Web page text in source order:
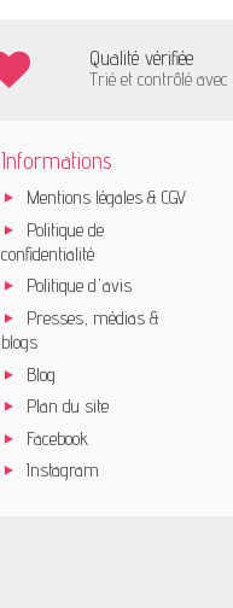
Qualité vérifiée
Trié et contrôlé
Informations
Mentions légales & CGV
Politique de
confidentialité
Politique d'avis
Presses, médias &
blogs
Blog
Plan du site
Facebook
Instagram